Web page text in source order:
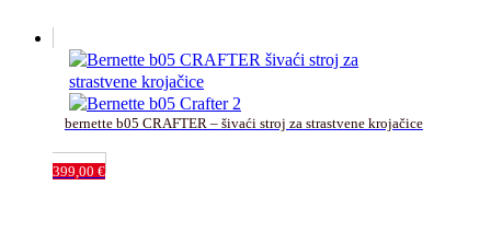
bernette b05 CRAFTER – šivaći stroj za strastvene krojačice
399,00 €